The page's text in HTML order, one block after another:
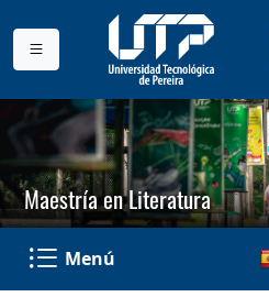
Maestría en Literatura
Menú